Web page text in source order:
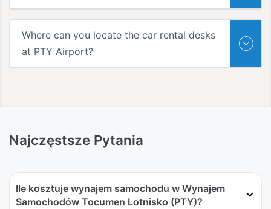
Where can you locate the car rental desks
at PTY Airport?
Najczęstsze Pytania
Ile kosztuje wynajem samochodu w Wynajem
Samochodów Tocumen Lotnisko (PTY)?